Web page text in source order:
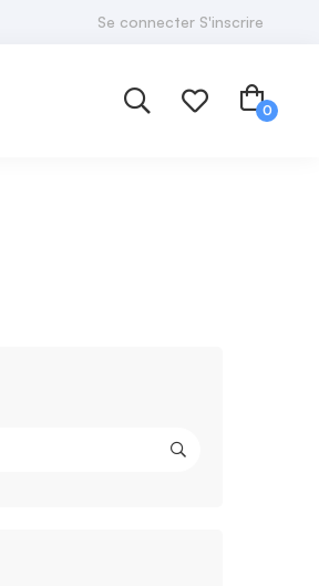
Se connecter S'inscrire